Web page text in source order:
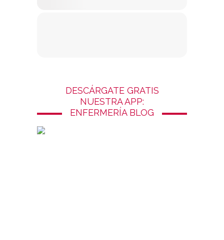
DESCÁRGATE GRATIS
NUESTRA APP:
ENFERMERÍA BLOG